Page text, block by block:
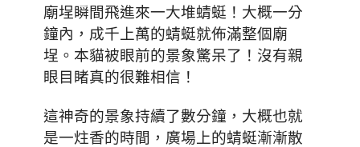
廟埕瞬間飛進來一大堆蜻蜓！大概一分
鐘內，成千上萬的蜻蜓就佈滿整個廟
埕。本貓被眼前的景象驚呆了！沒有親
眼目睹真的很難相信！
這神奇的景象持續了數分鐘，大概也就
是一炷香的時間，廣場上的蜻蜓漸漸散